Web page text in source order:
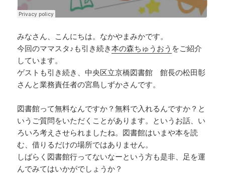
みなさん、こんにちは。なかやまみかです。
今回のママスタ♪も引き続き本の森ちゅうおう をご紹介
しています。
ゲストも引き続き、中央区立京橋図書館 館長の松田彰
さんと業務責任者の宮島しずかさんです。
図書館って無料なんですか？無料で入れるんですか？と
いうご質問をいただくことがあります。というお話、い
ろいろ考えさせられましたね。図書館はいまや本を読
む、借りるだけの場所ではありません。
しばらく図書館行ってないなーという方も是非、足を運
んでみてはいかがでしょうか？